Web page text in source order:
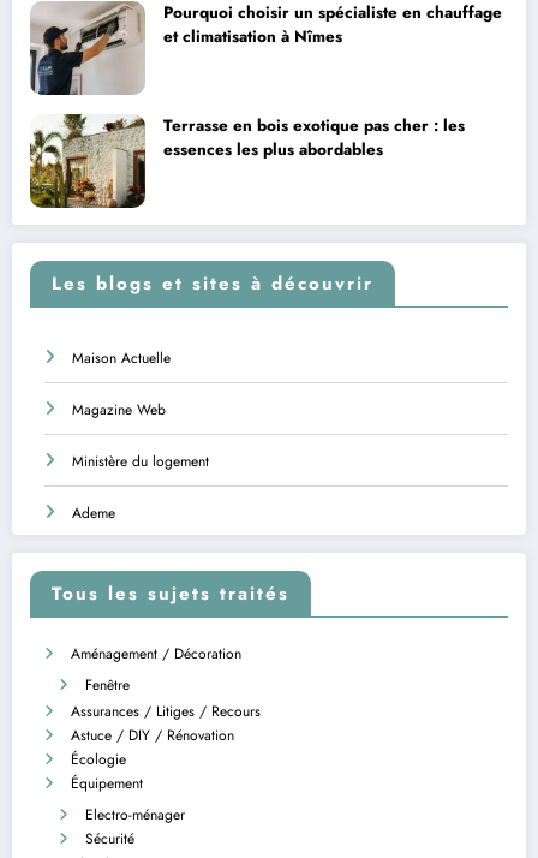
Pourquoi choisir un spécialiste en chauffage
et climatisation à Nîmes
Terrasse en bois exotique pas cher : les
essences les plus abordables
Les blogs et sites à découvrir
Maison Actuelle
Magazine Web
Ministère du logement
Ademe
Tous les sujets traités
Aménagement / Décoration
Fenêtre
Assurances / Litiges / Recours
Astuce / DIY / Rénovation
Écologie
Équipement
Electro-ménager
Sécurité